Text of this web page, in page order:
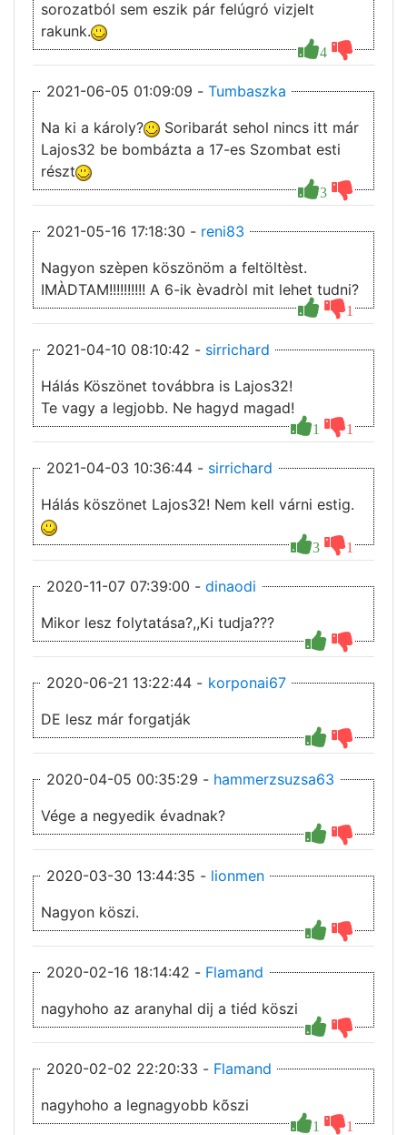
4
sorozatból sem eszik pár felúgró vizjelt
rakunk.
2021-06-05 01:09:09 - Tumbaszka
3
Na ki a károly?
Soribarát sehol nincs itt már
Lajos32 be bombázta a 17-es Szombat esti
részt
2021-05-16 17:18:30 - reni83
1
Nagyon szèpen köszönöm a feltöltèst.
IMÀDTAM!!!!!!!!!! A 6-ik èvadròl mit lehet tudni?
2021-04-10 08:10:42 - sirrichard
1 1
Hálás Köszönet továbbra is Lajos32!
Te vagy a legjobb. Ne hagyd magad!
2021-04-03 10:36:44 - sirrichard
3 1
Hálás köszönet Lajos32! Nem kell várni estig.
2020-11-07 07:39:00 - dinaodi
Mikor lesz folytatása?,,Ki tudja???
2020-06-21 13:22:44 - korponai67
DE lesz már forgatják
2020-04-05 00:35:29 - hammerzsuzsa63
Vége a negyedik évadnak?
2020-03-30 13:44:35 - lionmen
Nagyon köszi.
2020-02-16 18:14:42 - Flamand
nagyhoho az aranyhal dij a tiéd köszi
2020-02-02 22:20:33 - Flamand
1 1
nagyhoho a legnagyobb kõszi